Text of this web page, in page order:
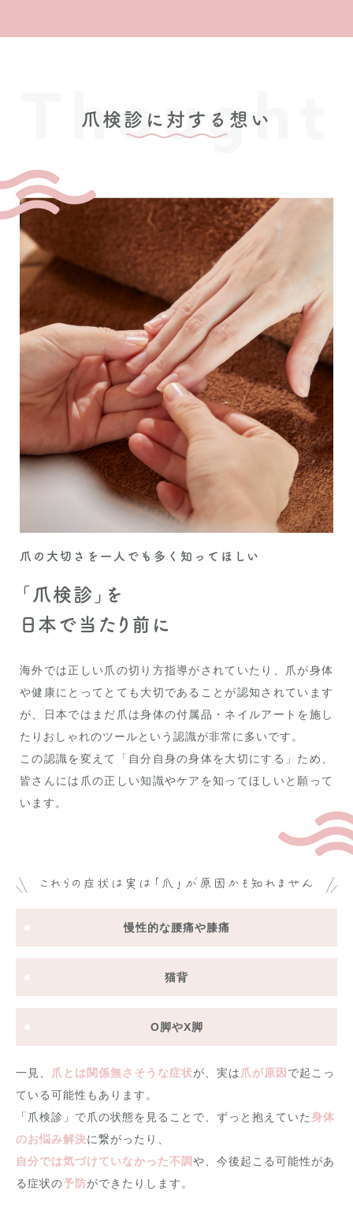
爪検診に対する想い
Thought
爪の大切さを一人でも多く知ってほしい
「爪検診」を
日本で当たり前に
海外では正しい爪の切り方指導がされていたり、爪が身体
や健康にとってとても大切であることが認知されています
が、日本ではまだ爪は身体の付属品・ネイルアートを施し
たりおしゃれのツールという認識が非常に多いです。
この認識を変えて「自分自身の身体を大切にする」ため、
皆さんには爪の正しい知識やケアを知ってほしいと願って
います。
慢性的な腰痛や膝痛
猫背
O脚やX脚
一見、 爪とは関係無さそうな症状が、実は 爪が原因で起こっ
ている可能性もあります。
「爪検診」で爪の状態を見ることで、ずっと抱えていた身体
のお悩み解決に繋がったり、
自分では気づけていなかった不調や、今後起こる可能性があ
る症状の予防ができたりします。